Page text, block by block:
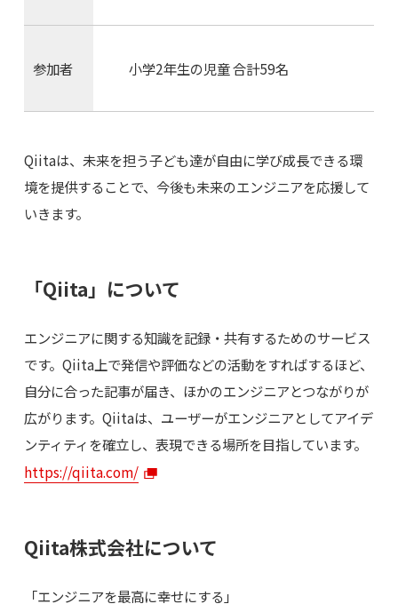
参加者 小学2年生の児童 合計59名
Qiitaは、未来を担う子ども達が自由に学び成長できる環
境を提供することで、今後も未来のエンジニアを応援して
いきます。
「Qiita」について
エンジニアに関する知識を記録・共有するためのサービス
です。Qiita上で発信や評価などの活動をすればするほど、
自分に合った記事が届き、ほかのエンジニアとつながりが
広がります。Qiitaは、ユーザーがエンジニアとしてアイデ
ンティティを確立し、表現できる場所を目指しています。
https://qiita.com/
Qiita株式会社について
「エンジニアを最高に幸せにする」